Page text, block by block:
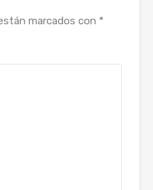
marcados con *